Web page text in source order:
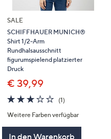
SALE
SCHIFFHAUER MUNICH®
Shirt 1/2-Arm
Rundhalsausschnitt
figurumspielend platzierter
Druck
€ 39,99
3.0
von
5
(1)1
Weitere Farben verfügbar
In den Warenkorb